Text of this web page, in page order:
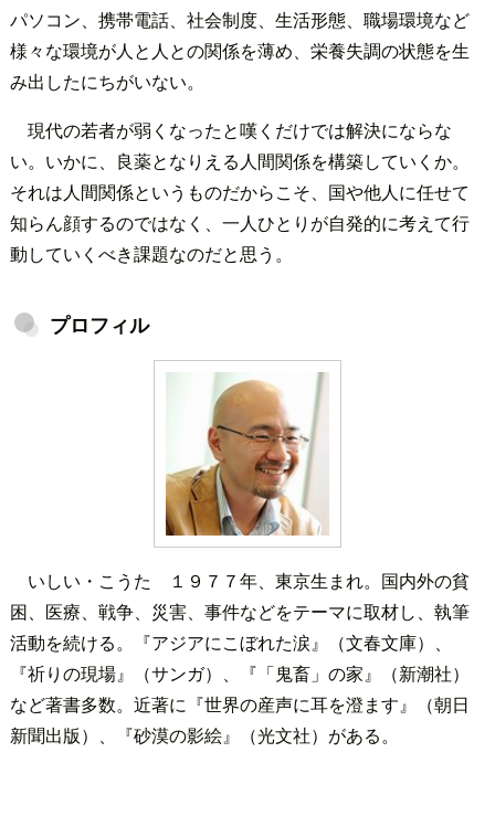
パソコン、携帯電話、社会制度、生活形態、職場環境など
様々な環境が人と人との関係を薄め、栄養失調の状態を生
み出したにちがいない。
現代の若者が弱くなったと嘆くだけでは解決にならな
い。いかに、良薬となりえる人間関係を構築していくか。
それは人間関係というものだからこそ、国や他人に任せて
知らん顔するのではなく、一人ひとりが自発的に考えて行
動していくべき課題なのだと思う。
プロフィル
いしい・こうた １９７７年、東京生まれ。国内外の貧
困、医療、戦争、災害、事件などをテーマに取材し、執筆
活動を続ける。『アジアにこぼれた涙』（文春文庫）、
『祈りの現場』（サンガ）、『「鬼畜」の家』（新潮社）
など著書多数。近著に『世界の産声に耳を澄ます』（朝日
新聞出版）、『砂漠の影絵』（光文社）がある。